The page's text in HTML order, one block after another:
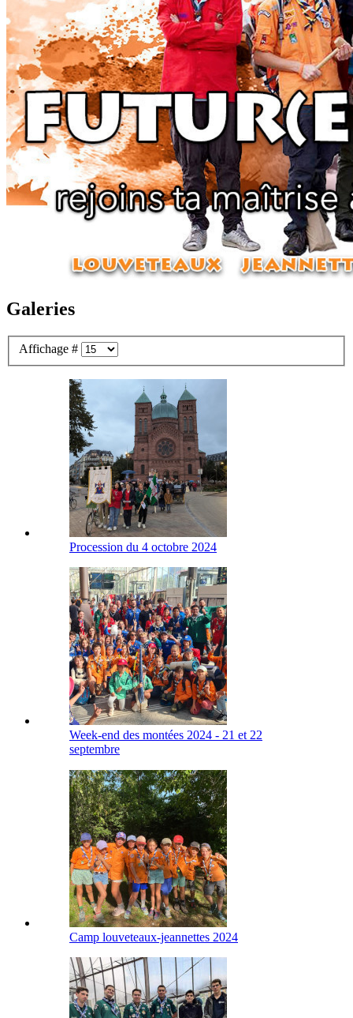
Galeries
Affichage #
Procession du 4 octobre 2024
Week-end des montées 2024 - 21 et 22
septembre
Camp louveteaux-jeannettes 2024